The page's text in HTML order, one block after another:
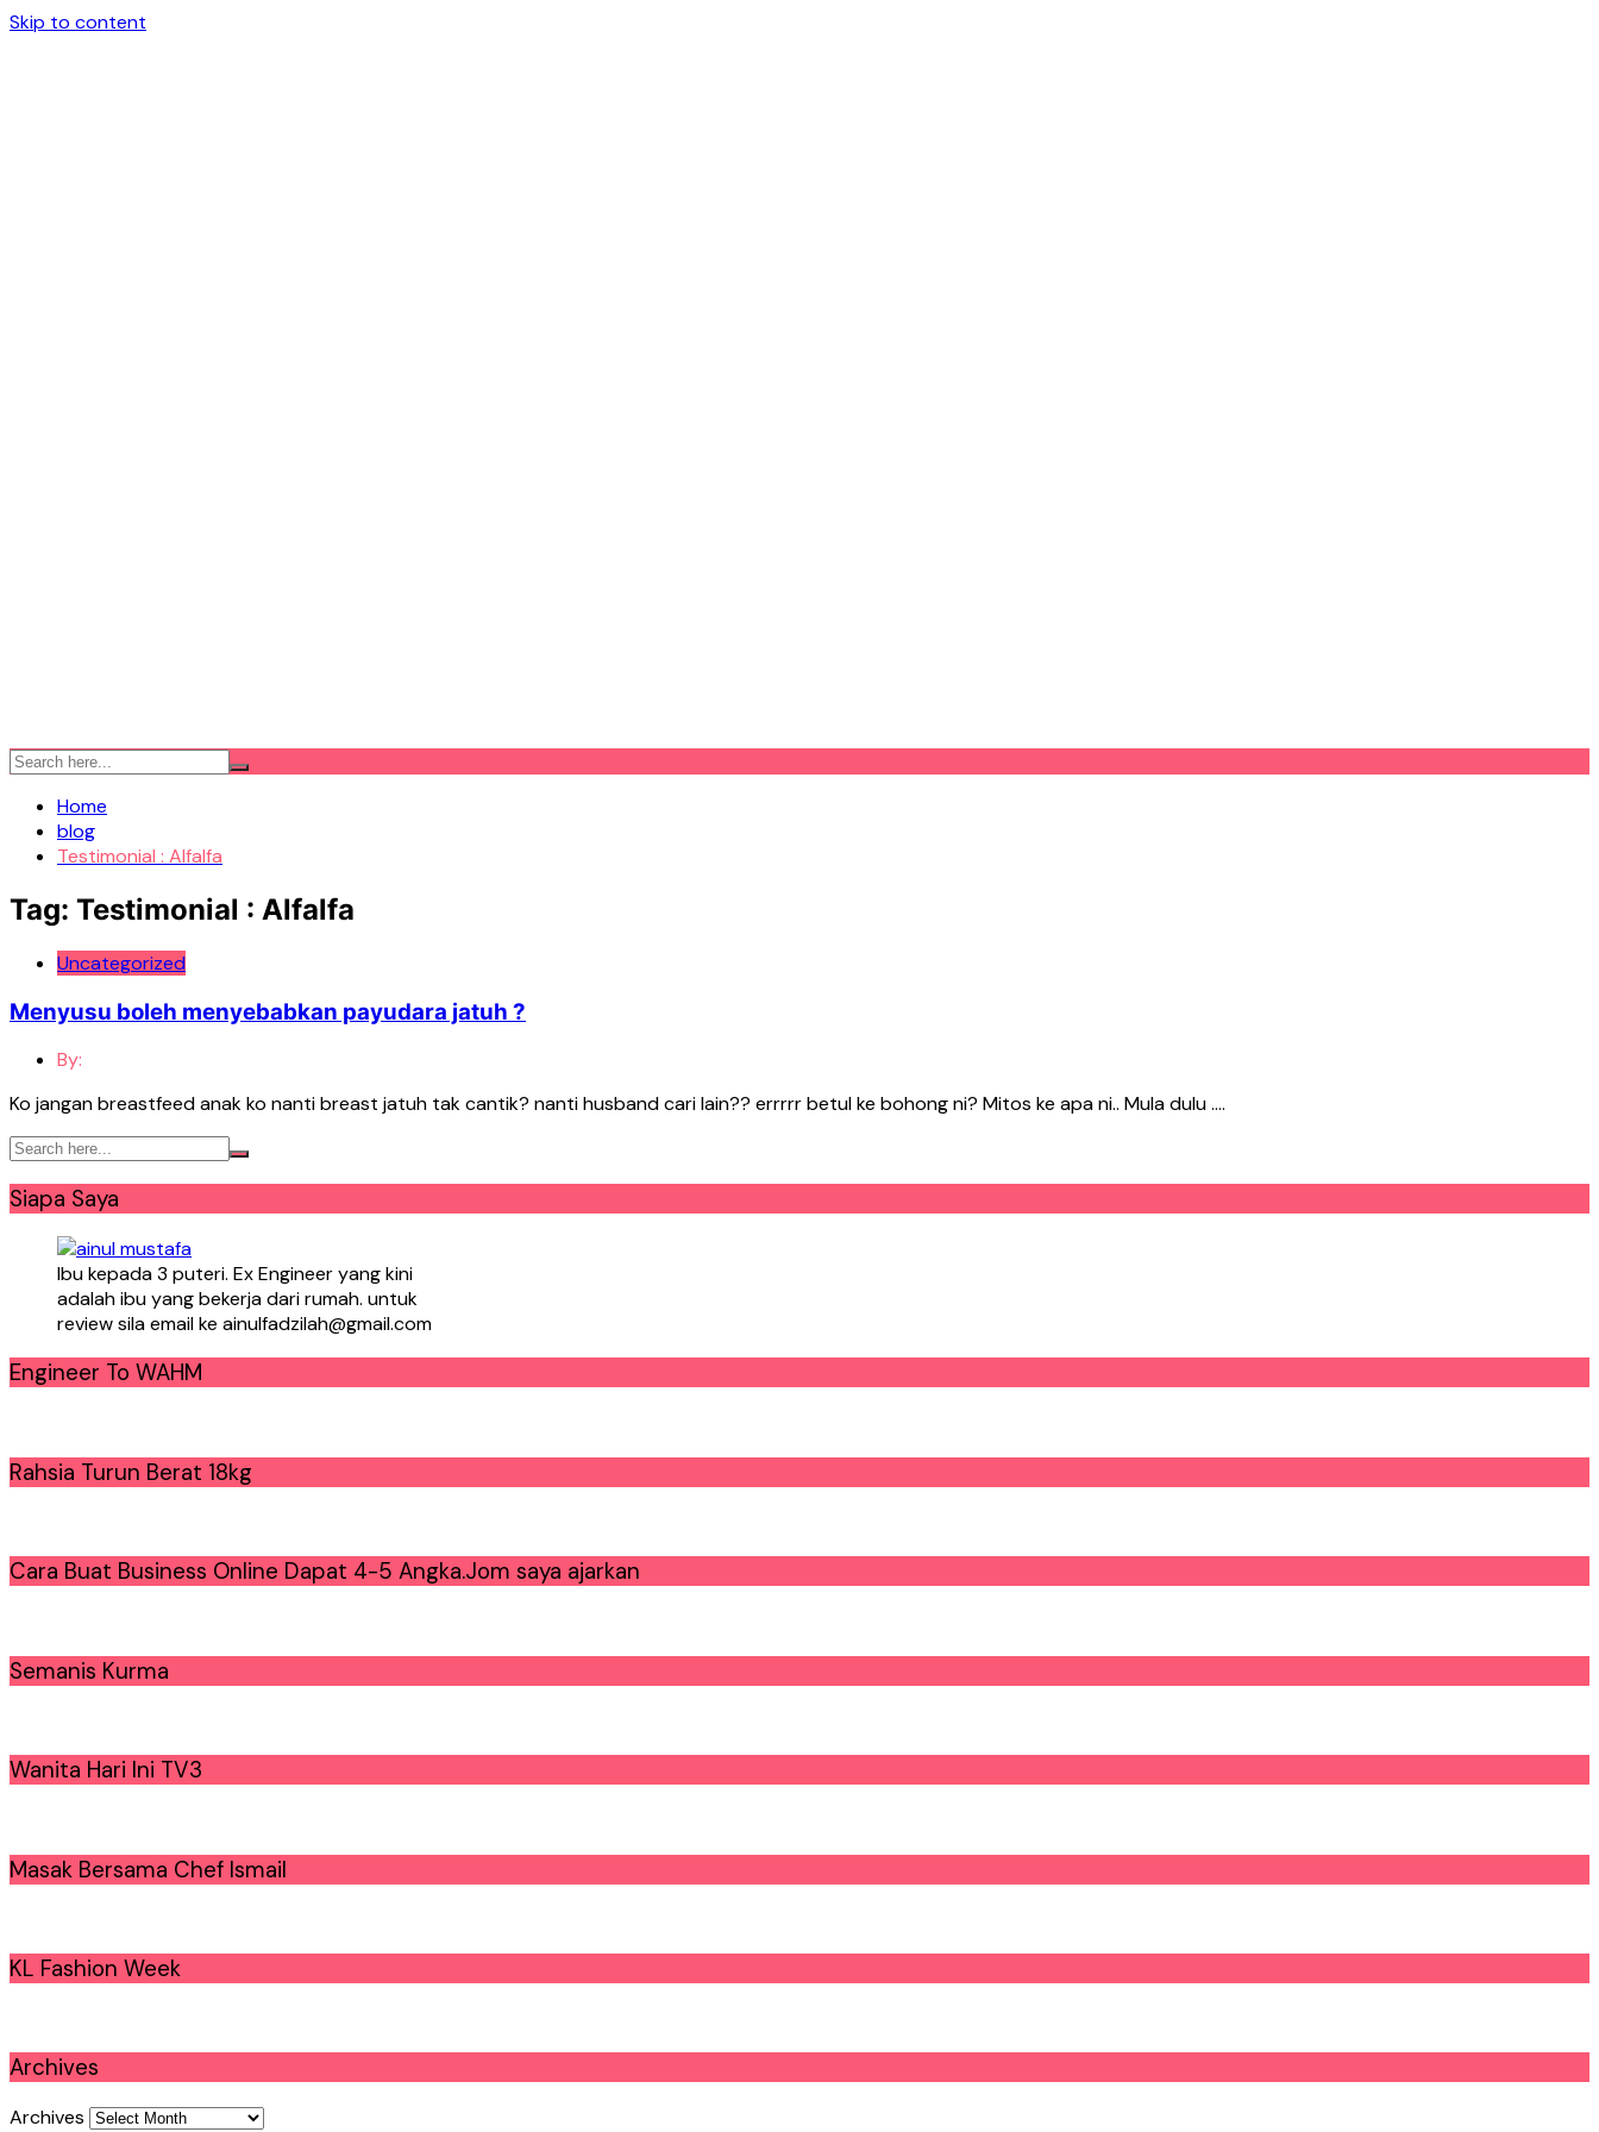
Skip to content
Home
blog
Testimonial : Alfalfa
Tag: Testimonial : Alfalfa
Uncategorized
Menyusu boleh menyebabkan payudara jatuh ?
By:
Ko jangan breastfeed anak ko nanti breast jatuh tak cantik? nanti husband cari lain?? errrrr betul ke bohong ni? Mitos ke apa ni.. Mula dulu ….
Siapa Saya
Ibu kepada 3 puteri. Ex Engineer yang kini
adalah ibu yang bekerja dari rumah. untuk
review sila email ke ainulfadzilah@gmail.com
Engineer To WAHM
Rahsia Turun Berat 18kg
Cara Buat Business Online Dapat 4-5 Angka.Jom saya ajarkan
Semanis Kurma
Wanita Hari Ini TV3
Masak Bersama Chef Ismail
KL Fashion Week
Archives
Archives